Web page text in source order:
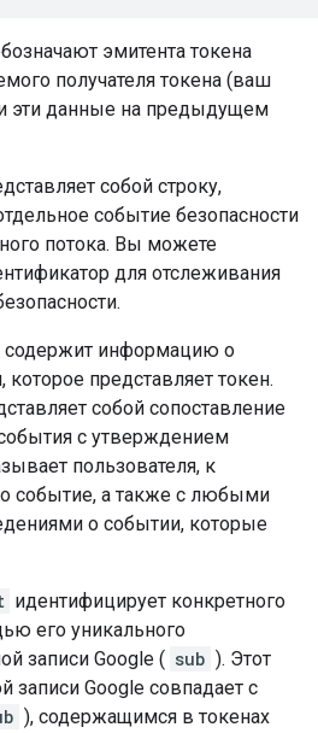
эмитента токена
получателя токена (ваш
эти данные на предыдущем
собой строку,
событие безопасности
потока. Вы можете
для отслеживания
содержит информацию о
которое представляет токен.
собой сопоставление
с утверждением
пользователя, к
событие, а также с любыми
о событии, которые
идентифицирует конкретного
его уникального
записи Google ( sub ). Этот
записи Google совпадает с
), содержащимся в токенах